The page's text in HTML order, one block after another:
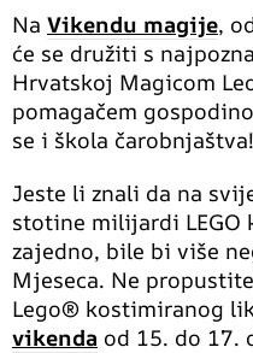
Na Vikendu magije,
će se družiti s
Hrvatskoj Magicom
pomagačem
se i škola čarobnjaštva!
Jeste li znali da na
stotine milijardi LEGO
zajedno, bile bi više
Mjeseca. Ne
Lego® kostimiranog
vikenda od 15. do 17.